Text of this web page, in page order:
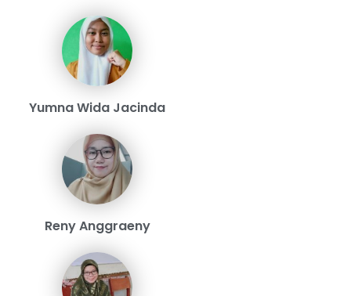
Yumna Wida Jacinda
Reny Anggraeny